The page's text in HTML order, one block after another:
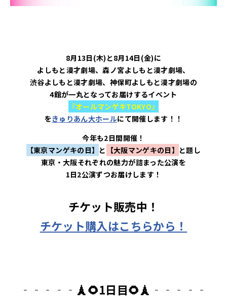
8月13日(木)と8月14日(金)に
よしもと漫才劇場、森ノ宮よしもと漫才劇場、
渋谷よしもと漫才劇場、神保町よしもと漫才劇場の
4館が一丸となってお届けするイベント
『オールマンゲキTOKYO』
をきゅりあん大ホールにて開催します！！
今年も2日間開催！
【東京マンゲキの日】 と 【大阪マンゲキの日】 と題し
東京・大阪それぞれの魅力が詰まった公演を
1日2公演ずつお届けします！
チケット販売中！
チケット購入はこちらから！
‐‐‐‐ ‐ 🗼🌻1日目🌻🗼 ‐‐‐‐ ‐